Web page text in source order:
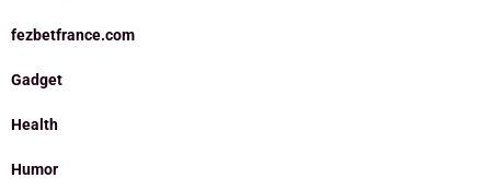
fezbetfrance.com
Gadget
Health
Humor